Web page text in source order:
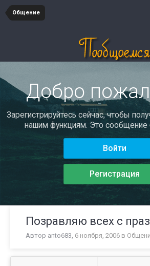
Общение
Добро
Зарегистрируйтесь сейчас, чтобы
нашим функциям. Это сообщение
Войти
Регистрация
Позравляю всех с
Автор anto683, 6 ноября, 2006 в